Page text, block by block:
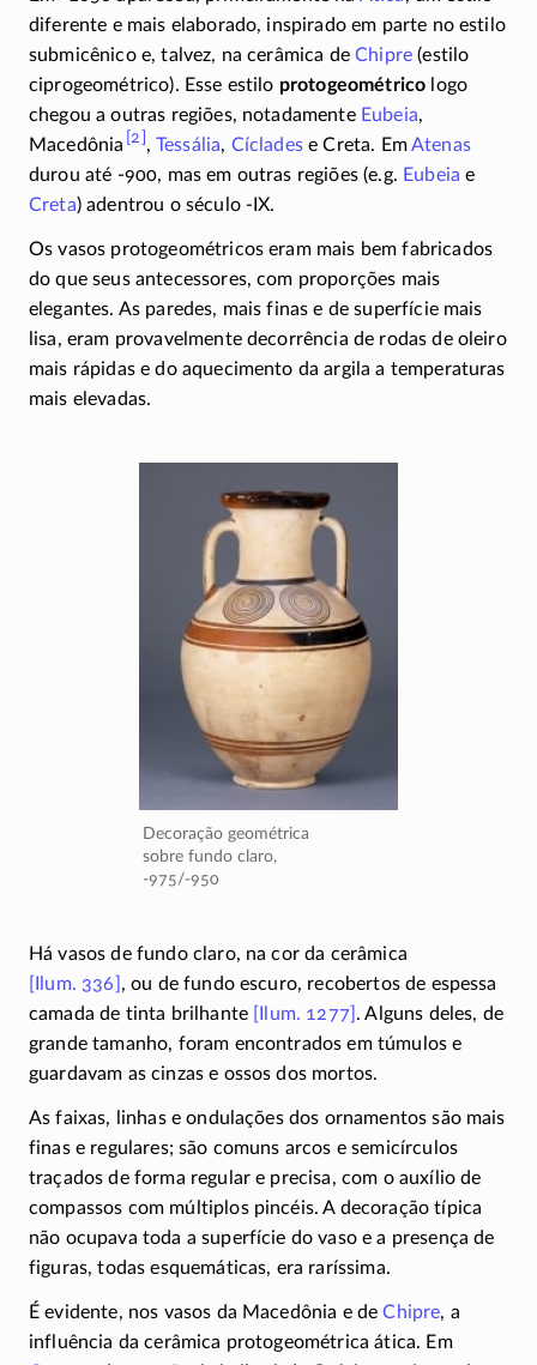
diferente e mais elaborado, inspirado em parte no estilo
submicênico e, talvez, na cerâmica deChipre (estilo
ciprogeométrico). Esse estilo protogeométrico logo
chegou a outras regiões, notadamente Eubeia,
Macedônia [2] ,Tessália, Cícladese Creta. EmAtenas
durou até -900, mas em outras regiões (e.g. Eubeia e
Creta) adentrou o século -IX.
Os vasos protogeométricos eram mais bem fabricados
do que seus antecessores, com proporções mais
elegantes. As paredes, mais finas e de superfície mais
lisa, eram provavelmente decorrência de rodas de oleiro
mais rápidas e do aquecimento da argila a temperaturas
mais elevadas.
Decoração geométrica
sobre fundo claro,
-975/-950
Há vasos de fundo claro, na cor da cerâmica
[Ilum. 336] , ou de fundo escuro, recobertos de espessa
camada de tinta brilhante
[Ilum. 1277] . Alguns deles, de
grande tamanho, foram encontrados em túmulos e
guardavam as cinzas e ossos dos mortos.
As faixas, linhas e ondulações dos ornamentos são mais
finas e regulares; são comuns arcos e semicírculos
traçados de forma regular e precisa, com o auxílio de
compassos com múltiplos pincéis. A decoração típica
não ocupava toda a superfície do vaso e a presença de
figuras, todas esquemáticas, era raríssima.
É evidente, nos vasos da Macedônia e deChipre, a
influência da cerâmica protogeométrica ática. Em